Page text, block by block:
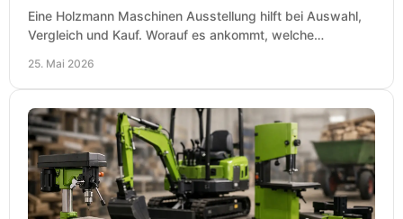
Eine Holzmann Maschinen Ausstellung hilft bei Auswahl,
Vergleich und Kauf. Worauf es ankommt, welche
25. Mai 2026